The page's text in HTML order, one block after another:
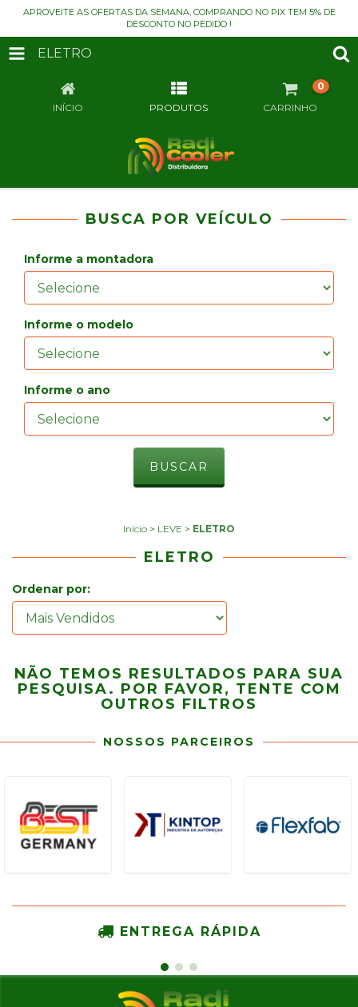
APROVEITE AS OFERTAS DA SEMANA, COMPRANDO NO PIX TEM 5% DE
DESCONTO NO PEDIDO !
ELETRO
INÍCIO PRODUTOS CARRINHO
0
BUSCA POR VEÍCULO
Informe a montadora
Informe o modelo
Informe o ano
Início > LEVE > ELETRO
ELETRO
Ordenar por:
NÃO TEMOS RESULTADOS PARA SUA
PESQUISA. POR FAVOR, TENTE COM
OUTROS FILTROS
NOSSOS PARCEIROS
ENTREGA RÁPIDA